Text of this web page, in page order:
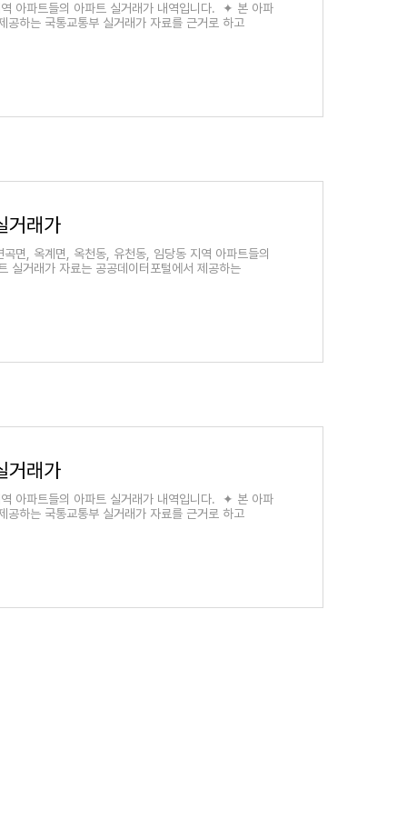
아파트들의 아파트 실거래가 내역입니다. ✦ 본 아파
공하는 국통교통부 실거래가 자료를 근거로 하고
거래가
면, 옥계면, 옥천동, 유천동, 임당동 지역 아파트들의
거래가 자료는 공공데이터포털에서 제공하는
거래가
아파트들의 아파트 실거래가 내역입니다. ✦ 본 아파
공하는 국통교통부 실거래가 자료를 근거로 하고